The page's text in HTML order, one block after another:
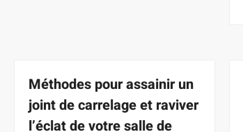
Méthodes pour assainir un
joint de carrelage et raviver
l’éclat de votre salle de